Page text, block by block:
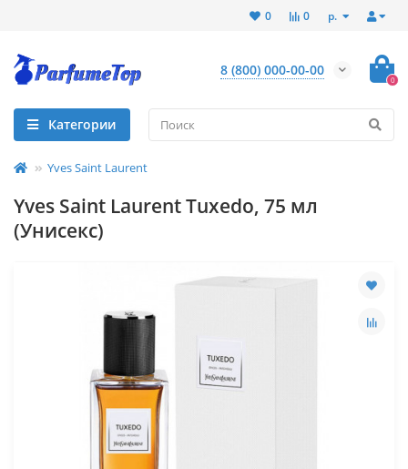
р.
0
0
8 (800) 000-00-00
0
Категории
Yves Saint Laurent
Yves Saint Laurent Tuxedo, 75 мл
(Унисекс)